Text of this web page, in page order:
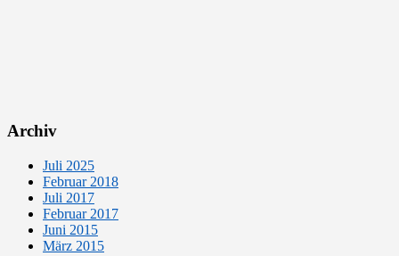
Archiv
Juli 2025
Februar 2018
Juli 2017
Februar 2017
Juni 2015
März 2015